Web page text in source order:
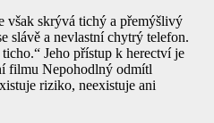
však skrývá tichý a přemýšlivý
slávě a nevlastní chytrý telefon.
Jeho přístup k herectví je
filmu Nepohodlný odmítl
riziko, neexistuje ani